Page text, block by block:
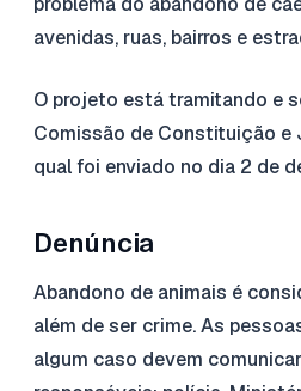
avenidas, ruas, bairros e
O projeto está tramitando e
Comissão de Constituição e
qual foi enviado no dia 2 de
Denúncia
Abandono de animais é
além de ser crime. As
algum caso devem